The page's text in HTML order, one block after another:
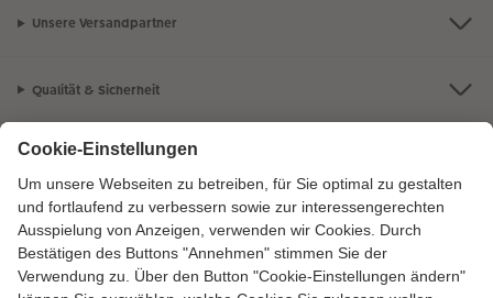
Unsere Versandpartner
Qualität & Sicherheit
Zertifizierungen & Initiativen
CEWE Fotowelt